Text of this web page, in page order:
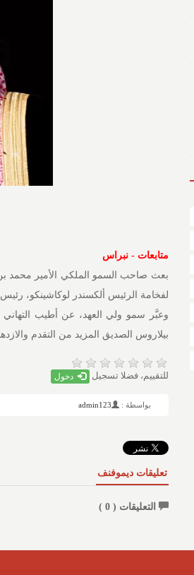
متابعات - نبراس
بعث صاحب السمو الملكي الأمير محمد
لفخامة الرئيس ألكسندر لوكاشينكو،
وعبَّر سمو ولي العهد، عن أطيب
بيلاروس الصديق المزيد من التقدم
للتقييم، فضلا تسجيل دخول
بواسطة : admin123
تعليقات ديموفنف
التعليقات (0
)